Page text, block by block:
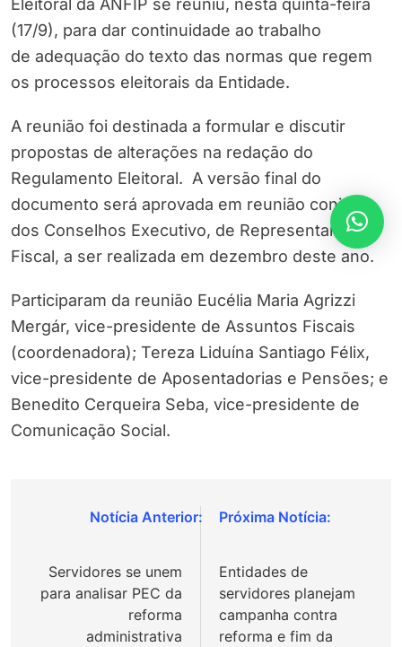
Eleitoral da ANFIP se reuniu, nesta quinta-feira
(17/9), para dar continuidade ao trabalho
de adequação do texto das normas que regem
os processos eleitorais da Entidade.
A reunião foi destinada a formular e discutir
propostas de alterações na redação do
Regulamento Eleitoral. A versão final do
documento será aprovada em reunião conjunta
dos Conselhos Executivo, de Representantes e
Fiscal, a ser realizada em dezembro deste ano.
Participaram da reunião Eucélia Maria Agrizzi
Mergár, vice-presidente de Assuntos Fiscais
(coordenadora); Tereza Liduína Santiago Félix,
vice-presidente de Aposentadorias e Pensões; e
Benedito Cerqueira Seba, vice-presidente de
Comunicação Social.
Navegação
Post
Servidores se unem
para analisar PEC da
reforma
administrativa
Entidades de
servidores planejam
campanha contra
reforma e fim da